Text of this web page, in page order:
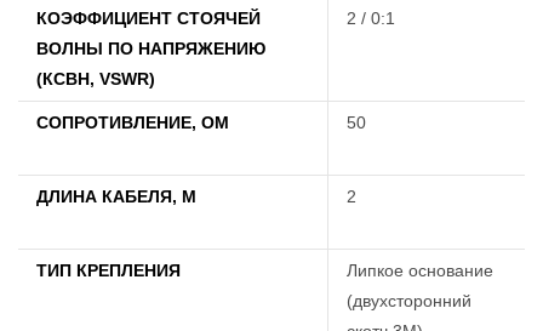
КОЭФФИЦИЕНТ СТОЯЧЕЙ
ВОЛНЫ ПО НАПРЯЖЕНИЮ
(КСВН, VSWR)
2 / 0:1
СОПРОТИВЛЕНИЕ, ОМ 50
ДЛИНА КАБЕЛЯ, М 2
ТИП КРЕПЛЕНИЯ
Липкое основание
(двухсторонний